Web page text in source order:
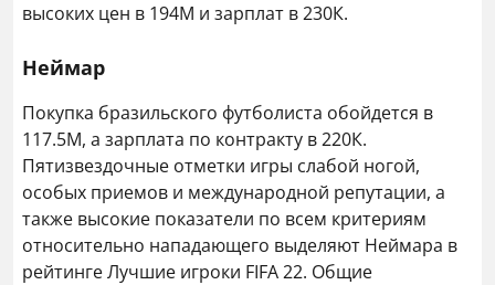
высоких цен в 194М и зарплат в 230К.
Неймар
Покупка бразильского футболиста обойдется в
117.5М, а зарплата по контракту в 220К.
Пятизвездочные отметки игры слабой ногой,
особых приемов и международной репутации, а
также высокие показатели по всем критериям
относительно нападающего выделяют Неймара в
рейтинге Лучшие игроки FIFA 22. Общие